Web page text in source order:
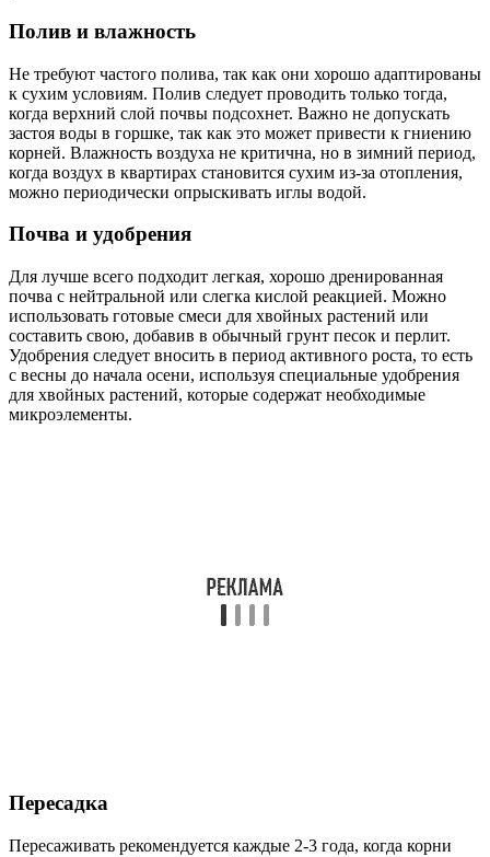
Полив и влажность
Не требуют частого полива, так как они хорошо адаптированы
к сухим условиям. Полив следует проводить только тогда,
когда верхний слой почвы подсохнет. Важно не допускать
застоя воды в горшке, так как это может привести к гниению
корней. Влажность воздуха не критична, но в зимний период,
когда воздух в квартирах становится сухим из-за отопления,
можно периодически опрыскивать иглы водой.
Почва и удобрения
Для лучше всего подходит легкая, хорошо дренированная
почва с нейтральной или слегка кислой реакцией. Можно
использовать готовые смеси для хвойных растений или
составить свою, добавив в обычный грунт песок и перлит.
Удобрения следует вносить в период активного роста, то есть
с весны до начала осени, используя специальные удобрения
для хвойных растений, которые содержат необходимые
микроэлементы.
Пересадка
Пересаживать рекомендуется каждые 2-3 года, когда корни